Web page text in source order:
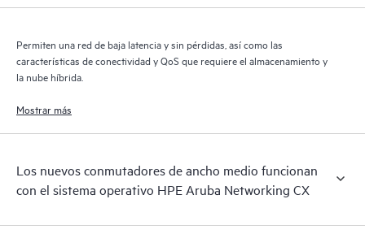
Permiten una red de baja latencia y sin pérdidas, así como las
características de conectividad y QoS que requiere el almacenamiento y
la nube híbrida.
Mostrar más
Los nuevos conmutadores de ancho medio funcionan
con el sistema operativo HPE Aruba Networking CX